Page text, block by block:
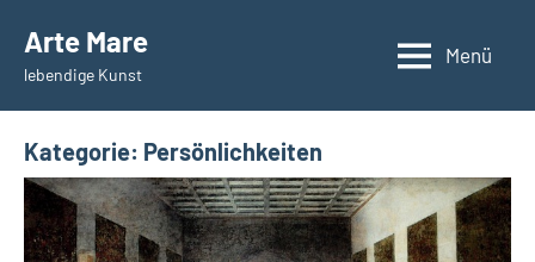
Inhalt
springen
Arte Mare
lebendige Kunst
Menü
Kategorie: Persönlichkeiten